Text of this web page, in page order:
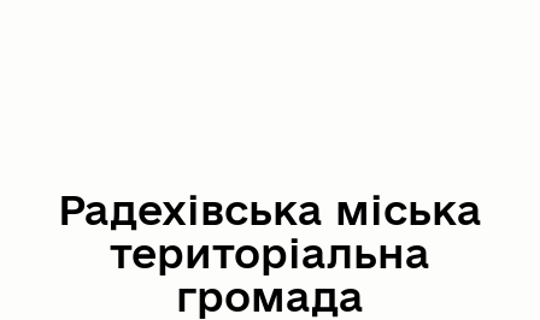
Радехівська міська
територіальна
громада